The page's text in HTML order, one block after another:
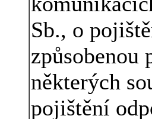
Sb., o
způsobenou
některých
pojištění